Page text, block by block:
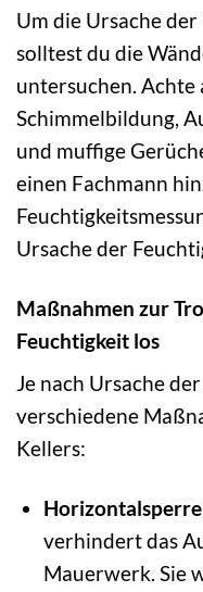
Um die Ursache
solltest du die
untersuchen. Achte
Schimmelbildung,
und muffige
einen Fachmann
Ursache der
Maßnahmen zur
Feuchtigkeit los
Je nach Ursache
verschiedene
Kellers:
verhindert das
Mauerwerk. Sie